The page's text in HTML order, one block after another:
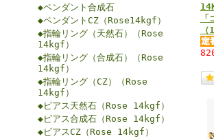
◆ペンダント合成石
◆ペンダントCZ（Rose14kgf）
◆指輪リング（天然石）（Rose
14kgf）
◆指輪リング（合成石）（Rose
14kgf）
◆指輪リング（CZ）（Rose
14kgf）
◆ピアス天然石（Rose 14kgf）
◆ピアス合成石（Rose 14kgf）
◆ピアスCZ（Rose 14kgf）
（